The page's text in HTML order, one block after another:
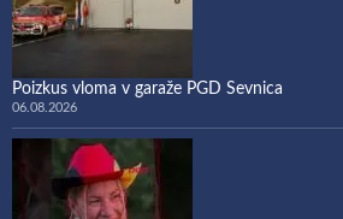
Poizkus vloma v garaže PGD Sevnica
06.08.2026